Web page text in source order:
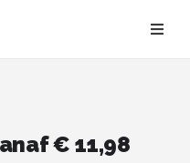
€ 11,98